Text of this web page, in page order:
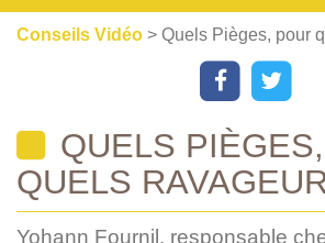
Conseils Vidéo > Quels Pièges, pour
QUELS
QUELS
Yohann Fournil, responsable